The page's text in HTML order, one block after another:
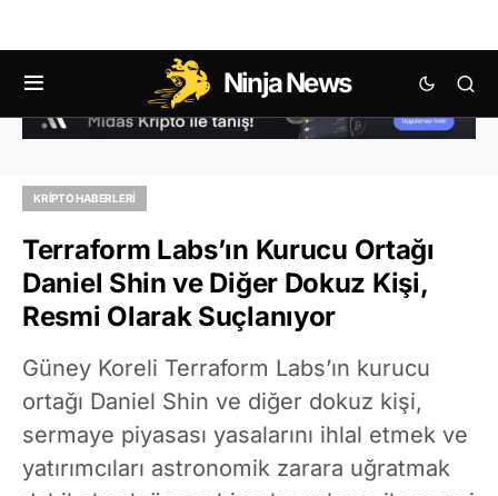
Ninja News
KRIPTO HABERLERI
Terraform Labs’ın Kurucu Ortağı
Daniel Shin ve Diğer Dokuz Kişi,
Resmi Olarak Suçlanıyor
Güney Koreli Terraform Labs’ın kurucu
ortağı Daniel Shin ve diğer dokuz kişi,
sermaye piyasası yasalarını ihlal etmek ve
yatırımcıları astronomik zarara uğratmak